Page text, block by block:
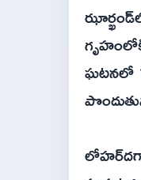
ఘటనలో